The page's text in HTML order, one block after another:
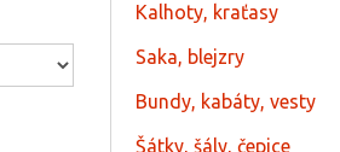
Kalhoty, kraťasy
Saka, blejzry
Bundy, kabáty, vesty
Šátky, šály, čepice